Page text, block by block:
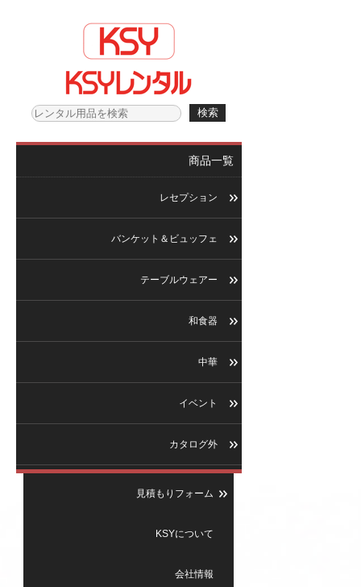
商品一覧
レセプション
バンケット＆ビュッフェ
テーブルウェアー
和食器
中華
イベント
カタログ外
見積もりフォーム
KSYについて
会社情報